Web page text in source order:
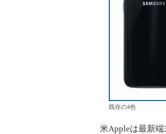
既存の4色
米Appleは最新端